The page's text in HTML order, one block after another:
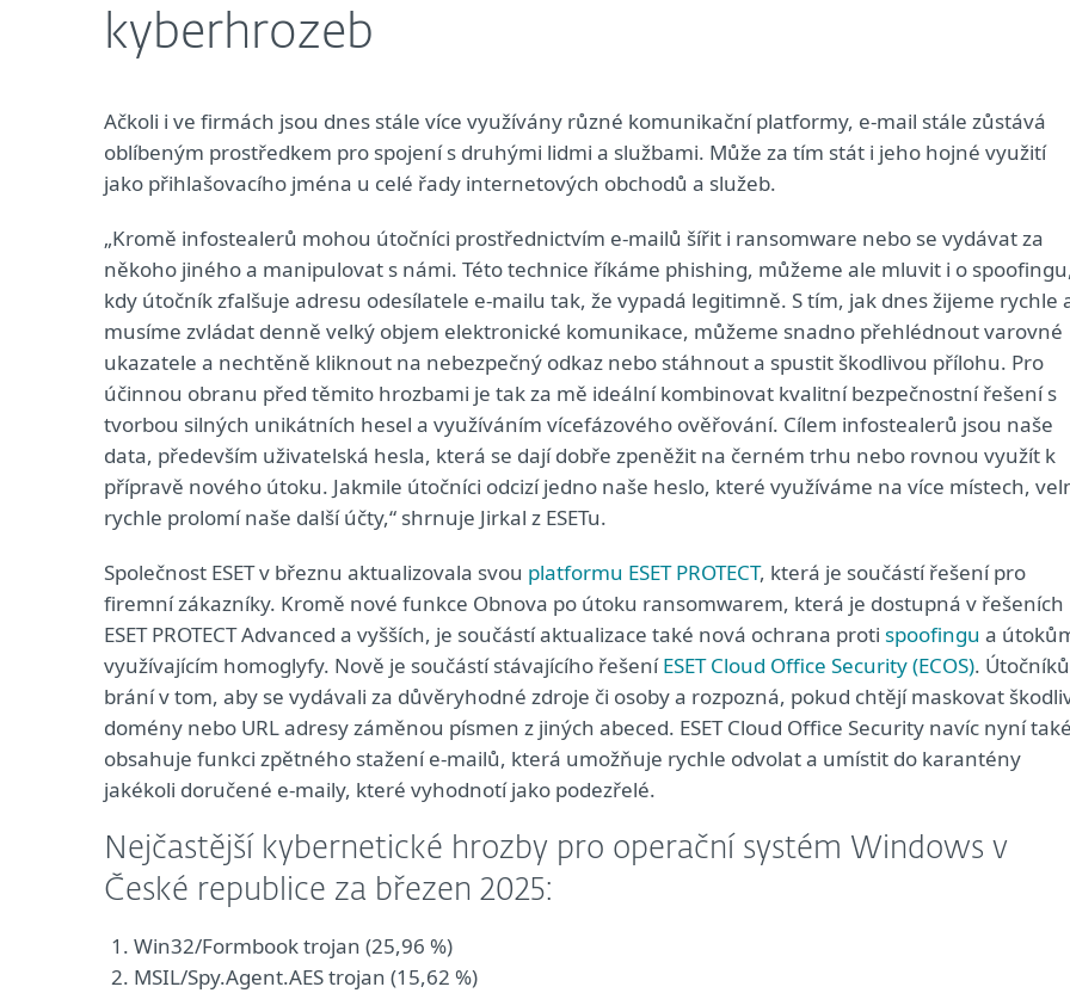
kyberhrozeb
Ačkoli i ve firmách jsou dnes stále více využívány různé komunikační platformy, e-mail stále zůstává
oblíbeným prostředkem pro spojení s druhými lidmi a službami. Může za tím stát i jeho hojné využití
jako přihlašovacího jména u celé řady internetových obchodů a služeb.
„Kromě infostealerů mohou útočníci prostřednictvím e-mailů šířit i ransomware nebo se vydávat za
někoho jiného a manipulovat s námi. Této technice říkáme phishing, můžeme ale mluvit i o
kdy útočník zfalšuje adresu odesílatele e-mailu tak, že vypadá legitimně. S tím, jak dnes žijeme rychle
musíme zvládat denně velký objem elektronické komunikace, můžeme snadno přehlédnout varovné
ukazatele a nechtěně kliknout na nebezpečný odkaz nebo stáhnout a spustit škodlivou přílohu. Pro
účinnou obranu před těmito hrozbami je tak za mě ideální kombinovat kvalitní bezpečnostní řešení s
tvorbou silných unikátních hesel a využíváním vícefázového ověřování. Cílem infostealerů jsou naše
data, především uživatelská hesla, která se dají dobře zpeněžit na černém trhu nebo rovnou využít k
přípravě nového útoku. Jakmile útočníci odcizí jedno naše heslo, které využíváme na více místech,
rychle prolomí naše další účty,“ shrnuje Jirkal z ESETu.
Společnost ESET v březnu aktualizovala svou platformu ESET PROTECT, která je součástí řešení pro
firemní zákazníky. Kromě nové funkce Obnova po útoku ransomwarem, která je dostupná v řešeních
ESET PROTECT Advanced a vyšších, je součástí aktualizace také nová ochrana proti spoofingu a
využívajícím homoglyfy. Nově je součástí stávajícího řešeníESET Cloud Office Security (ECOS).
brání v tom, aby se vydávali za důvěryhodné zdroje či osoby a rozpozná, pokud chtějí maskovat
domény nebo URL adresy záměnou písmen z jiných abeced. ESET Cloud Office Security navíc nyní také
obsahuje funkci zpětného stažení e‑mailů, která umožňuje rychle odvolat a umístit do karantény
jakékoli doručené e-maily, které vyhodnotí jako podezřelé.
Nejčastější kybernetické hrozby pro operační systém Windows v
České republice za březen 2025:
Win32/Formbook trojan (25,96 %)
MSIL/Spy.Agent.AES trojan (15,62 %)